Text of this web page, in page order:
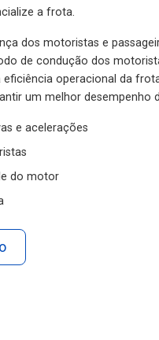
a frota.
dos motoristas e
de condução dos
operacional da
um melhor desempenho
e acelerações
do motor